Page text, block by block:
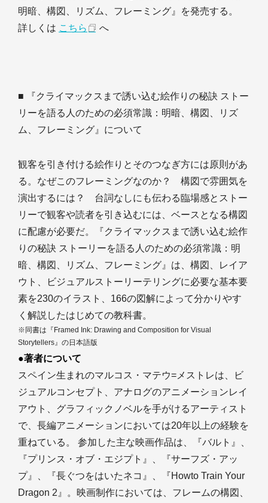
明暗、構図、リズム、フレーミング』を発売する。
詳しくは こちら へ
■ 『クライマックスまで誘い込む絵作りの秘訣 ストー
リーを語る人のための必須常識：明暗、構図、リズ
ム、フレーミング』について
観客を引き付ける絵作りとそのつなぎ方には原則があ
る。なぜこのフレーミングなのか？ 構図で雰囲気を
演出するには？ 台詞なしにも伝わる臨場感とストー
リーで観客や読者を引き込むには、ベースとなる構図
に配慮が必要だ。『クライマックスまで誘い込む絵作
りの秘訣 ストーリーを語る人のための必須常識：明
暗、構図、リズム、フレーミング』は、構図、レイア
ウト、ビジュアルストーリーテリングに必要な基本要
素を230のイラスト、166の図解によって分かりやす
く解説したはじめての教科書。
※同書は『Framed Ink: Drawing and Composition for Visual
Storytellers』の日本語版
●著者について
スペイン生まれのマルコス・マテウ=メストレは、ビ
ジュアルコンセプト、アナログのアニメーションレイ
アウト、グラフィックノベルを手がけるアーティスト
で、長編アニメーションにおいては20年以上の経験を
重ねている。 参加した主な映画作品は、『バルト』、
『プリンス・オブ・エジプト』、『サーフズ・アッ
プ』、『長ぐつをはいたネコ』、『Howto Train Your
Dragon 2』。映画制作においては、フレームの構図、